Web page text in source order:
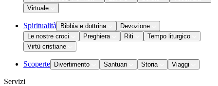
Virtuale
Spiritualità Bibbia e dottrina
Devozione
Le nostre croci
Preghiera Riti
Tempo liturgico
Virtù cristiane
Scoperte Divertimento Santuari Storia Viaggi
Servizi